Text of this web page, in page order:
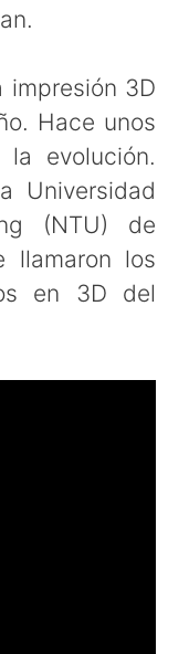
impresión 3D
Hace unos
evolución.
Universidad
(NTU) de
llamaron los
en 3D del